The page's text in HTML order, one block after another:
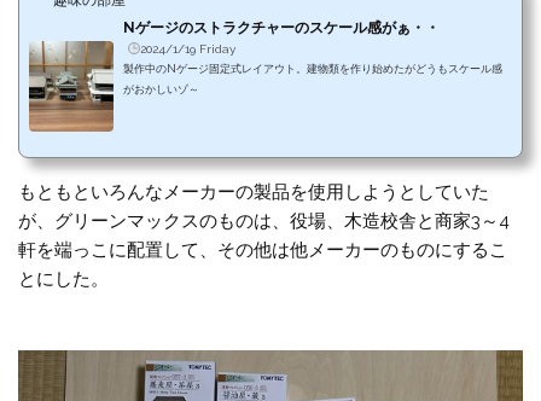
Nゲージのストラクチャーのスケール感がぁ・・
2024/1/19 Friday
製作中のNゲージ固定式レイアウト。建物類を作り始めたがどうもスケール感
がおかしいゾ～
もともといろんなメーカーの製品を使用しようとしていた
が、グリーンマックスのものは、役場、木造校舎と商家3～4
軒を端っこに配置して、その他は他メーカーのものにするこ
とにした。